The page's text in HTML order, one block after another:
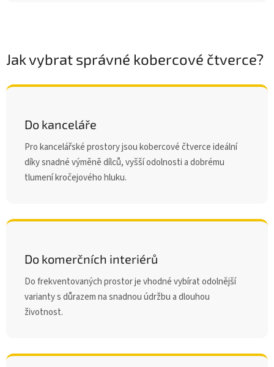
Jak vybrat správné kobercové čtverce?
Do kanceláře
Pro kancelářské prostory jsou kobercové čtverce ideální
díky snadné výměně dílců, vyšší odolnosti a dobrému
tlumení kročejového hluku.
Do komerčních interiérů
Do frekventovaných prostor je vhodné vybírat odolnější
varianty s důrazem na snadnou údržbu a dlouhou
životnost.